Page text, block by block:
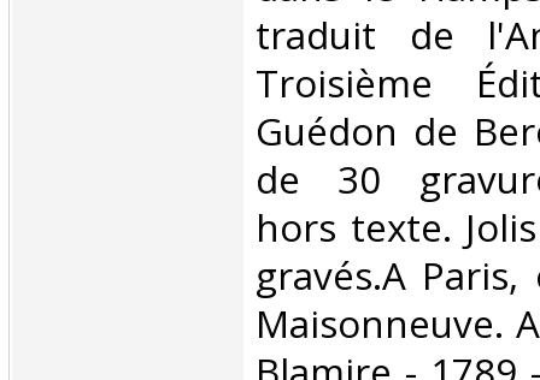
traduit de
Troisième
Guédon de
de 30
hors texte.
gravés.A
Maisonneuve.